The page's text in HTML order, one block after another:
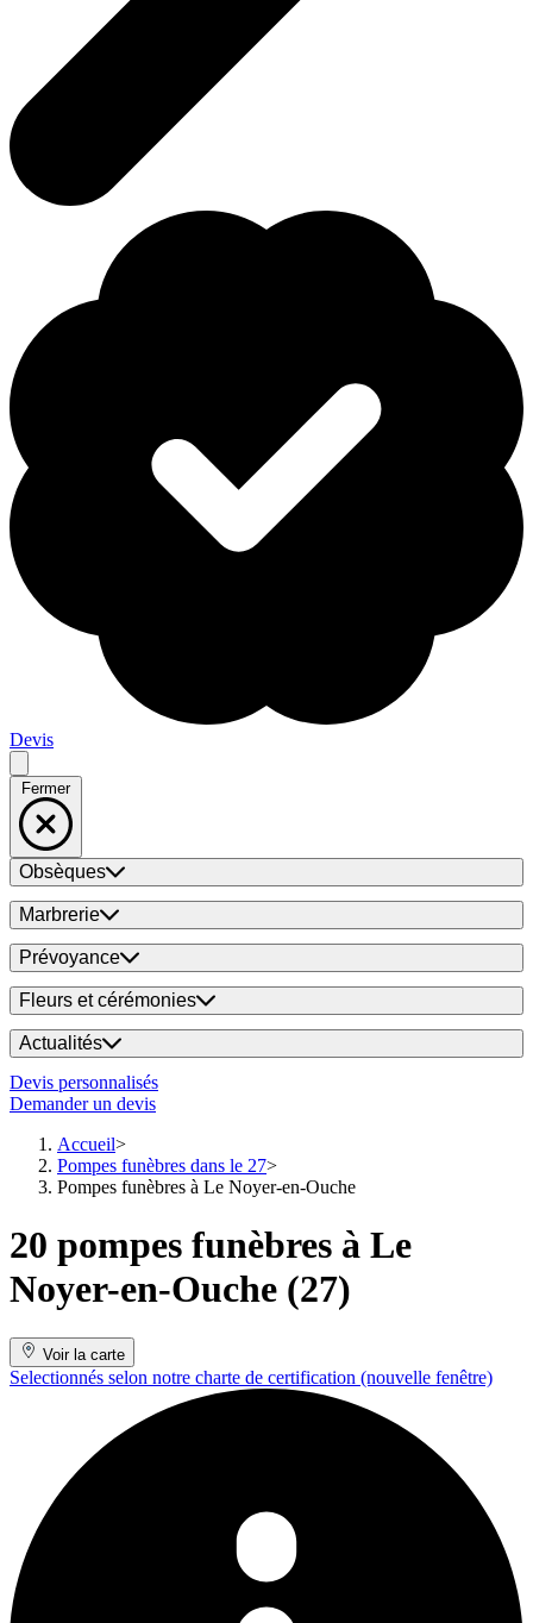
Devis
Fermer
Obsèques
Marbrerie
Prévoyance
Fleurs et cérémonies
Actualités
Devis personnalisés
Demander un devis
Accueil
Pompes funèbres dans le 27
Pompes funèbres à Le Noyer-en-Ouche
20 pompes funèbres à Le
Noyer-en-Ouche (27)
Voir la carte
Selectionnés selon notre charte de certification (nouvelle fenêtre)